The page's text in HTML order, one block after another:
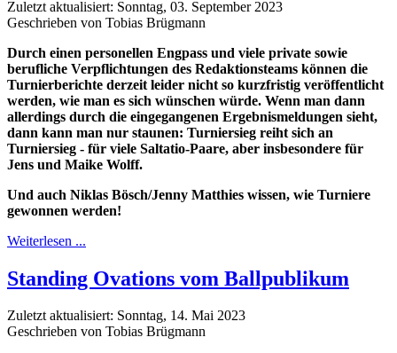
Zuletzt aktualisiert: Sonntag, 03. September 2023
Geschrieben von Tobias Brügmann
Durch einen personellen Engpass und viele private sowie
berufliche Verpflichtungen des Redaktionsteams können die
Turnierberichte derzeit leider nicht so kurzfristig veröffentlicht
werden, wie man es sich wünschen würde. Wenn man dann
allerdings durch die eingegangenen Ergebnismeldungen sieht,
dann kann man nur staunen: Turniersieg reiht sich an
Turniersieg - für viele Saltatio-Paare, aber insbesondere für
Jens und Maike Wolff.
Und auch Niklas Bösch/Jenny Matthies wissen, wie Turniere
gewonnen werden!
Weiterlesen ...
Standing Ovations vom Ballpublikum
Zuletzt aktualisiert: Sonntag, 14. Mai 2023
Geschrieben von Tobias Brügmann